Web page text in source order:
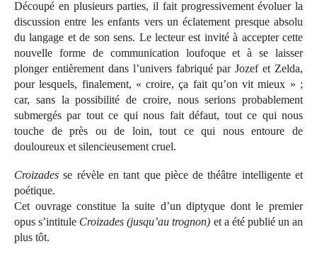
Découpé en plusieurs parties, il fait progressivement évoluer la
discussion entre les enfants vers un éclatement presque absolu
du langage et de son sens. Le lecteur est invité à accepter cette
nouvelle forme de communication loufoque et à se laisser
plonger entièrement dans l’univers fabriqué par Jozef et Zelda,
pour lesquels, finalement, « croire, ça fait qu’on vit mieux » ;
car, sans la possibilité de croire, nous serions probablement
submergés par tout ce qui nous fait défaut, tout ce qui nous
touche de près ou de loin, tout ce qui nous entoure de
douloureux et silencieusement cruel.
Croizades se révèle en tant que pièce de théâtre intelligente et
poétique.
Cet ouvrage constitue la suite d’un diptyque dont le premier
opus s’intitule Croizades (jusqu’au trognon) et a été publié un an
plus tôt.